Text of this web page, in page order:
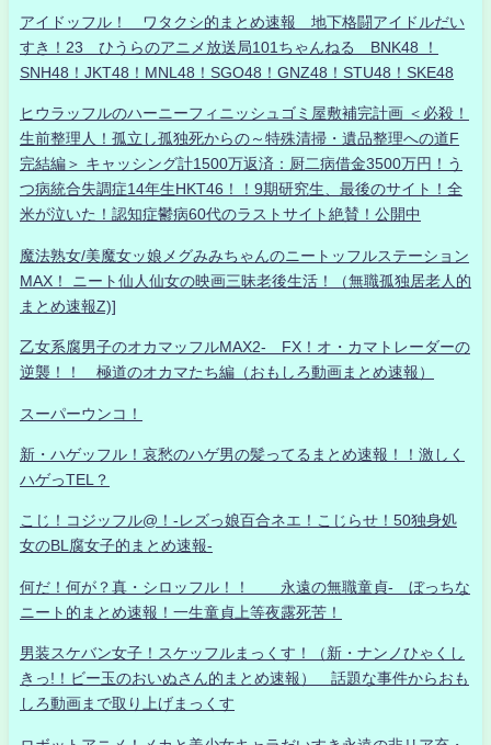
アイドッフル！ ワタクシ的まとめ速報 地下格闘アイドルだい
すき！23 ひうらのアニメ放送局101ちゃんねる BNK48 ！
SNH48！JKT48！MNL48！SGO48！GNZ48！STU48！SKE48
ヒウラッフルのハーニーフィニッシュゴミ屋敷補完計画 ＜必殺！
生前整理人！孤立し孤独死からの～特殊清掃・遺品整理への道F
完結編＞ キャッシング計1500万返済：厨二病借金3500万円！う
つ病統合失調症14年生HKT46！！9期研究生、最後のサイト！全
米が泣いた！認知症鬱病60代のラストサイト絶賛！公開中
魔法熟女/美魔女ッ娘メグみみちゃんのニートッフルステーション
MAX！ ニート仙人仙女の映画三昧老後生活！（無職孤独居老人的
まとめ速報Z)]
乙女系腐男子のオカマッフルMAX2- FX！オ・カマトレーダーの
逆襲！！ 極道のオカマたち編（おもしろ動画まとめ速報）
スーパーウンコ！
新・ハゲッフル！哀愁のハゲ男の髪ってるまとめ速報！！激しく
ハゲっTEL？
こじ！コジッフル@！-レズっ娘百合ネエ！こじらせ！50独身処
女のBL腐女子的まとめ速報-
何だ！何が？真・シロッフル！！ 永遠の無職童貞- ぼっちな
ニート的まとめ速報！一生童貞上等夜露死苦！
男装スケバン女子！スケッフルまっくす！（新・ナンノひゃくし
きっ!！ビー玉のおいぬさん的まとめ速報） 話題な事件からおも
しろ動画まで取り上げまっくす